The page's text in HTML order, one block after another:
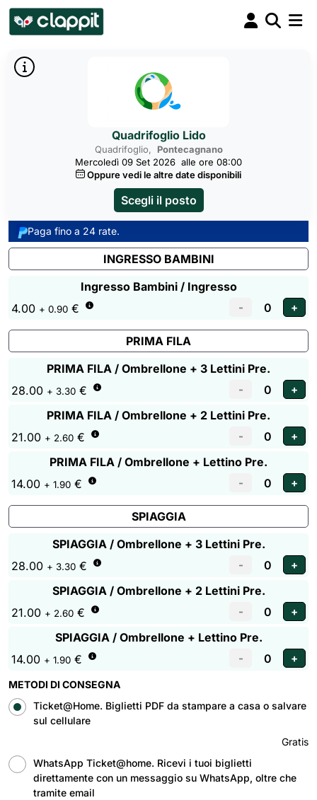
Quadrifoglio Lido
Quadrifoglio, Pontecagnano
Mercoledì 09 Set 2026 alle ore 08:00
Oppure vedi le altre date disponibili
Scegli il posto
Paga fino a 24 rate.
INGRESSO BAMBINI
Ingresso Bambini / Ingresso
4.00 + 0.90 €
PRIMA FILA
PRIMA FILA / Ombrellone + 3 Lettini Pre.
28.00 + 3.30 €
PRIMA FILA / Ombrellone + 2 Lettini Pre.
21.00 + 2.60 €
PRIMA FILA / Ombrellone + Lettino Pre.
14.00 + 1.90 €
SPIAGGIA
SPIAGGIA / Ombrellone + 3 Lettini Pre.
28.00 + 3.30 €
SPIAGGIA / Ombrellone + 2 Lettini Pre.
21.00 + 2.60 €
SPIAGGIA / Ombrellone + Lettino Pre.
14.00 + 1.90 €
METODI DI CONSEGNA
Ticket@Home. Biglietti PDF da stampare a casa o salvare
sul cellulare
Gratis
WhatsApp Ticket@home. Ricevi i tuoi biglietti
direttamente con un messaggio su WhatsApp, oltre che
tramite email